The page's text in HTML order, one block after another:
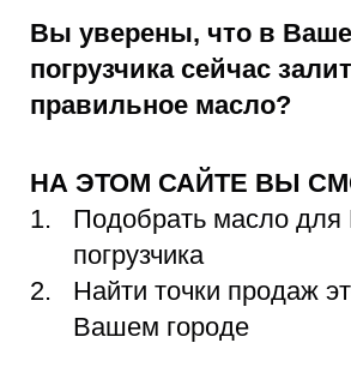
Вы уверены, что в
погрузчика сейчас
правильное масло?
НА ЭТОМ САЙТЕ ВЫ
Подобрать масло для
погрузчика
Найти точки продаж
Вашем городе